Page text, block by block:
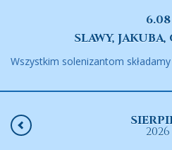
6.08
SLAWY,
Wszystkim solenizantom
2026